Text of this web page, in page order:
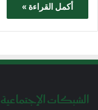
أكمل القراءة »
الشبكات الإجتماعية